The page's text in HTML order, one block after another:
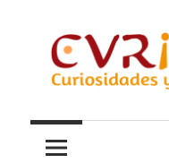
contenido
Curistoria
y
anécdotas